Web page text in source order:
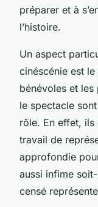
préparer et à
l’histoire.
Un aspect
cinéscénie est le
bénévoles et
le spectacle
rôle. En effet, ils
travail de
approfondie
aussi infime
censé